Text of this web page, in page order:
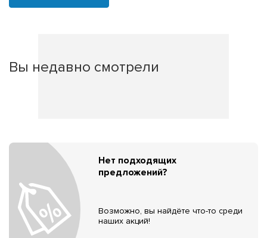
Вы недавно смотрели
Нет подходящих
предложений?
Возможно, вы найдёте что-то среди
наших акций!